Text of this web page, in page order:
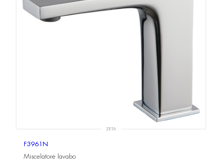
ZETA
F3961N
Miscelatore lavabo